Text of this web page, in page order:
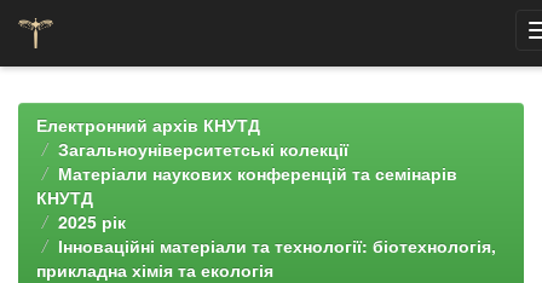
navigationЕлектронний архів КНУТД
Загальноуніверситетські колекції
Матеріали наукових конференцій та семінарів
КНУТД
2025 рік
Інноваційні матеріали та технології: біотехнологія,
прикладна хімія та екологія